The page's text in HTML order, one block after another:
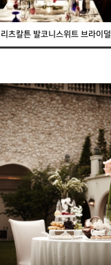
리츠칼튼 발코니스위트 브라이덜